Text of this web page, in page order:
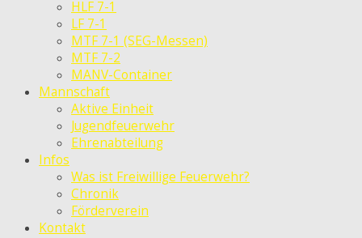
HLF 7-1
LF 7-1
MTF 7-1 (SEG-Messen)
MTF 7-2
MANV-Container
Mannschaft
Aktive Einheit
Jugendfeuerwehr
Ehrenabteilung
Infos
Was ist Freiwillige Feuerwehr?
Chronik
Förderverein
Kontakt